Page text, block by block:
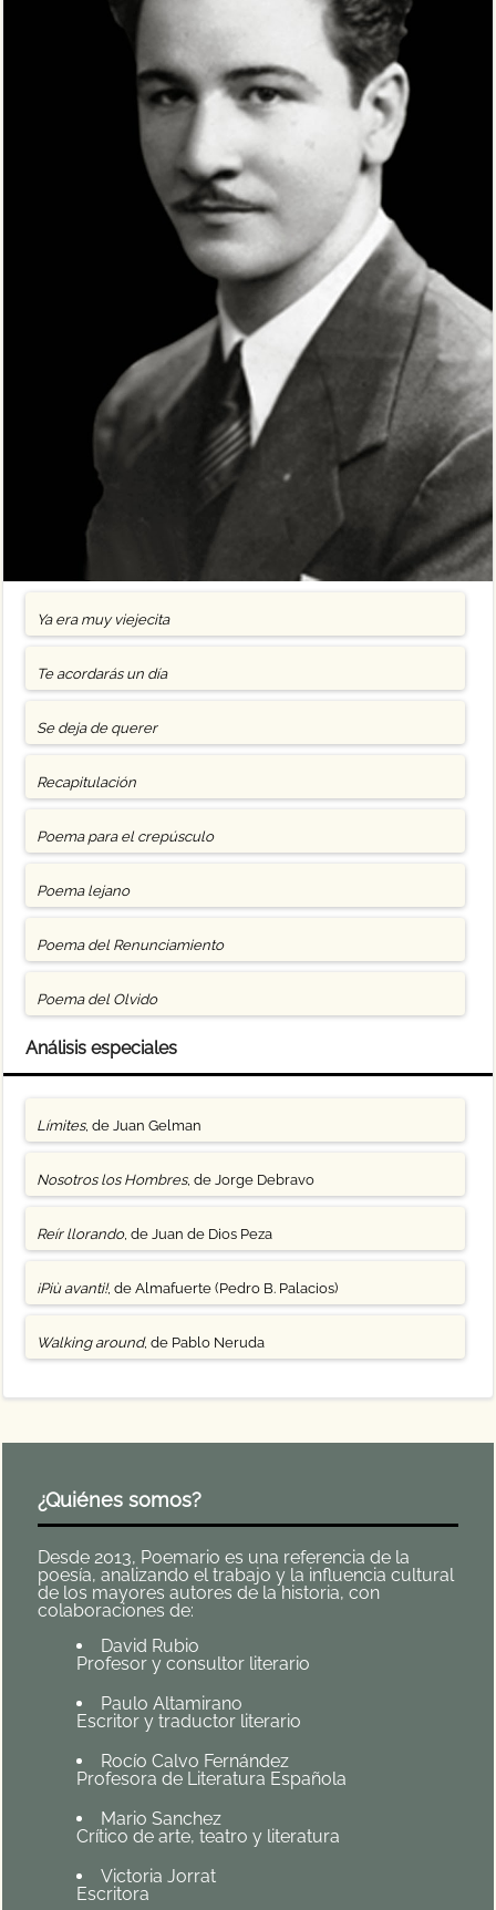
Ya era muy viejecita
Te acordarás un día
Se deja de querer
Recapitulación
Poema para el crepúsculo
Poema lejano
Poema del Renunciamiento
Poema del Olvido
Análisis especiales
Límites, de Juan Gelman
Nosotros los Hombres, de Jorge Debravo
Reír llorando, de Juan de Dios Peza
¡Più avanti!, de Almafuerte (Pedro B. Palacios)
Walking around, de Pablo Neruda
¿Quiénes somos?
Desde 2013, Poemario es una referencia de la
poesía, analizando el trabajo y la influencia cultural
de los mayores autores de la historia, con
colaboraciones de:
David Rubio
Profesor y consultor literario
Paulo Altamirano
Escritor y traductor literario
Rocío Calvo Fernández
Profesora de Literatura Española
Mario Sanchez
Crítico de arte, teatro y literatura
Victoria Jorrat
Escritora